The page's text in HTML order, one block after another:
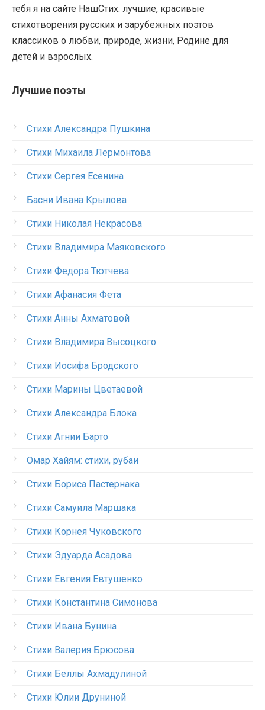
тебя я на сайте НашСтих: лучшие, красивые
стихотворения русских и зарубежных поэтов
классиков о любви, природе, жизни, Родине для
детей и взрослых.
Лучшие поэты
Стихи Александра Пушкина
Стихи Михаила Лермонтова
Стихи Сергея Есенина
Басни Ивана Крылова
Стихи Николая Некрасова
Стихи Владимира Маяковского
Стихи Федора Тютчева
Стихи Афанасия Фета
Стихи Анны Ахматовой
Стихи Владимира Высоцкого
Стихи Иосифа Бродского
Стихи Марины Цветаевой
Стихи Александра Блока
Стихи Агнии Барто
Омар Хайям: стихи, рубаи
Стихи Бориса Пастернака
Стихи Самуила Маршака
Стихи Корнея Чуковского
Стихи Эдуарда Асадова
Стихи Евгения Евтушенко
Стихи Константина Симонова
Стихи Ивана Бунина
Стихи Валерия Брюсова
Стихи Беллы Ахмадулиной
Стихи Юлии Друниной